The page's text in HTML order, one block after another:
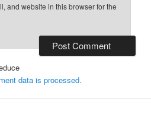
and website in this browser for the
data is processed.